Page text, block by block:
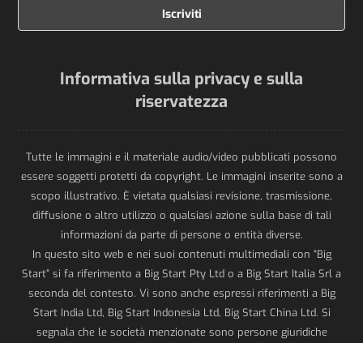
Informativa sulla privacy e sulla
riservatezza
Tutte le immagini e il materiale audio/video pubblicati possono
essere soggetti protetti da copyright. Le immagini inserite sono a
scopo illustrativo. È vietata qualsiasi revisione, trasmissione,
diffusione o altro utilizzo o qualsiasi azione sulla base di tali
informazioni da parte di persone o entità diverse.
In questo sito web e nei suoi contenuti multimediali con “Big
Start” si fa riferimento a Big Start Pty Ltd o a Big Start Italia Srl a
seconda del contesto. Vi sono anche espressi riferimenti a Big
Start India Ltd, Big Start Indonesia Ltd, Big Start China Ltd. Si
segnala che le società menzionate sono persone giuridiche